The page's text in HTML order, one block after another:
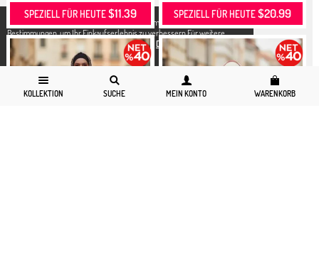
X
Wir verwenden Cookies in Übereinstimmung mit den gesetzlichen
Bestimmungen, um Ihr Einkaufserlebnis zu verbessern.Für weitere
Detallierte Informationen können Sie unsere Datenschutz und Cookies
Seite zugreifen.
KOLLEKTION SUCHE MEIN KONTO WARENKORB
SPEZIELL FÜR HEUTE$11.39 SPEZIELL FÜR HEUTE$20.99